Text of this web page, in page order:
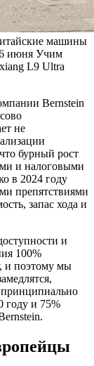
машины
июня Учим
L9 Ultra
Bernstein
не
бурный рост
и налоговыми
в 2024 году
препятствиями
запас хода и
и
100%
и поэтому мы
году и 75%